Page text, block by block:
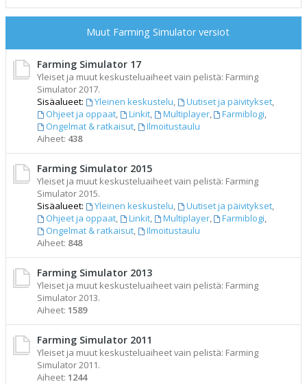
Muut Farming Simulator versiot
Farming Simulator 17
Yleiset ja muut keskusteluaiheet vain pelistä: Farming
Simulator 2017.
Sisäalueet:
Yleinen keskustelu, Uutiset ja päivitykset,
Ohjeet ja oppaat, Linkit, Multiplayer, Farmiblogi,
Ongelmat & ratkaisut,
Ilmoitustaulu
Aiheet: 438
Farming Simulator 2015
Yleiset ja muut keskusteluaiheet vain pelistä: Farming
Simulator 2015.
Sisäalueet:
Yleinen keskustelu, Uutiset ja päivitykset,
Ohjeet ja oppaat, Linkit, Multiplayer, Farmiblogi,
Ongelmat & ratkaisut,
Ilmoitustaulu
Aiheet: 848
Farming Simulator 2013
Yleiset ja muut keskusteluaiheet vain pelistä: Farming
Simulator 2013.
Aiheet: 1589
Farming Simulator 2011
Yleiset ja muut keskusteluaiheet vain pelistä: Farming
Simulator 2011.
Aiheet: 1244